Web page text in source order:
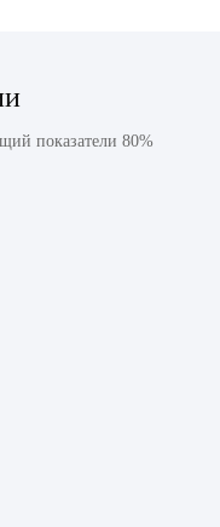
показатели 80%